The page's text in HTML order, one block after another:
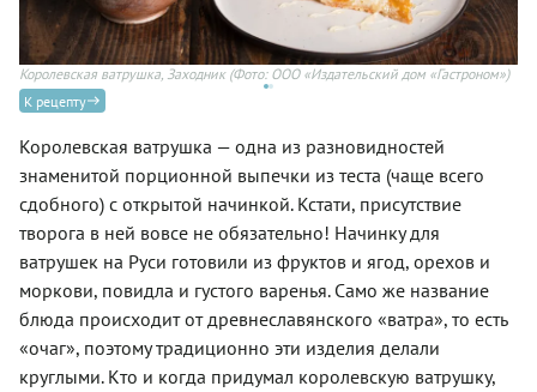
Королевская ватрушка, Заходник(Фото: ООО «Издательский дом «Гастроном»)
К рецепту
Королевская ватрушка — одна из разновидностей
знаменитой порционной выпечки из теста (чаще всего
сдобного) с открытой начинкой. Кстати, присутствие
творога в ней вовсе не обязательно! Начинку для
ватрушек на Руси готовили из фруктов и ягод, орехов и
моркови, повидла и густого варенья. Само же название
блюда происходит от древнеславянского «ватра», то есть
«очаг», поэтому традиционно эти изделия делали
круглыми. Кто и когда придумал королевскую ватрушку,